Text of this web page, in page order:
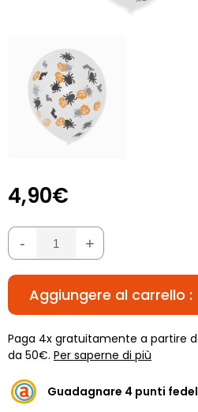
4,90€
- +
Aggiungere al carrello :
Paga 4x gratuitamente a partire
da 50€. Per saperne di più
Guadagnare 4 punti